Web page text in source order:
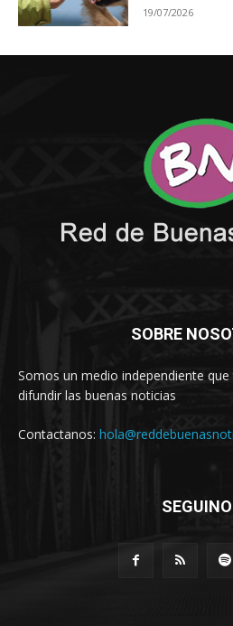
19/07/2026
SOBRE
Somos un medio independiente
difundir las buenas noticias
Contactanos: